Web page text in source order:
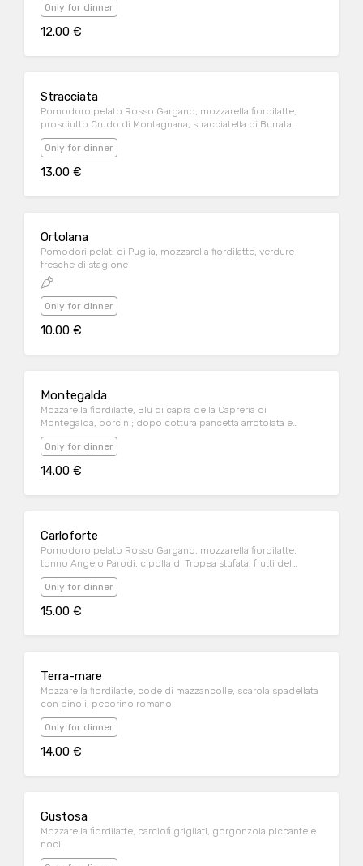
Only for dinner
12.00 €
Stracciata
Pomodoro pelato Rosso Gargano, mozzarella fiordilatte,
prosciutto Crudo di Montagnana, stracciatella di Burrata
pugliese
Only for dinner
13.00 €
Ortolana
Pomodori pelati di Puglia, mozzarella fiordilatte, verdure
fresche di stagione
Only for dinner
10.00 €
Montegalda
Mozzarella fiordilatte, Blu di capra della Capreria di
Montegalda, porcini; dopo cottura pancetta arrotolata e
granella di nocciole
Only for dinner
14.00 €
Carloforte
Pomodoro pelato Rosso Gargano, mozzarella fiordilatte,
tonno Angelo Parodi, cipolla di Tropea stufata, frutti del
cappero, pomodorini confit, ricotta Marino
Only for dinner
15.00 €
Terra-mare
Mozzarella fiordilatte, code di mazzancolle, scarola spadellata
con pinoli, pecorino romano
Only for dinner
14.00 €
Gustosa
Mozzarella fiordilatte, carciofi grigliati, gorgonzola piccante e
noci